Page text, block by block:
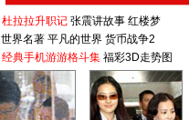
杜拉拉升职记 张震讲故事 红楼梦
世界名著 平凡的世界 货币战争2
经典手机游游格斗集 福彩3D走势图